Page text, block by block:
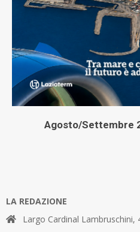
Agosto/Settembre
LA REDAZIONE
Largo Cardinal Lambruschini,